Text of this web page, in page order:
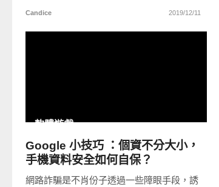
Candice 2019/12/11
軟體遊戲
Google 小技巧 ：個資不分大小，
手機資料安全如何自保？
網路詐騙是不肖份子透過一些障眼手段，誘